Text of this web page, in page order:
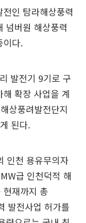
인 탐라해상풍력
넘버원 해상풍력
이다.
발전기 9기로 구
확장 사업을 계
상풍려발전단지
된다.
인천 용유무의자
급 인천덕적 해
재까지 총
발전사업 허가를